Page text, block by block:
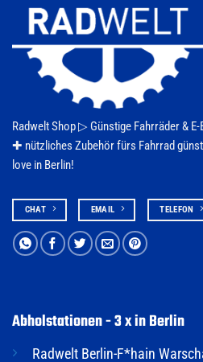
Radwelt Shop ▷ Günstige Fahrräder & E-
✚ nützliches Zubehör fürs Fahrrad
love in Berlin!
CHAT EMAIL TELEFON
Abholstationen - 3 x in Berlin
Radwelt Berlin-F*hain